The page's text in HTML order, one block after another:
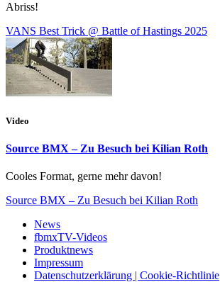
Abriss!
VANS Best Trick @ Battle of Hastings 2025
Video
Source BMX – Zu Besuch bei Kilian Roth
Cooles Format, gerne mehr davon!
Source BMX – Zu Besuch bei Kilian Roth
News
fbmxTV-Videos
Produktnews
Impressum
Datenschutzerklärung | Cookie-Richtlinie